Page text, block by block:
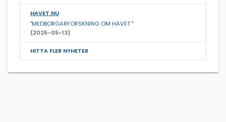
HAVET.NU
"MEDBORGARFORSKNING OM HAVET "
(2025-05-13)
HITTA FLER NYHETER